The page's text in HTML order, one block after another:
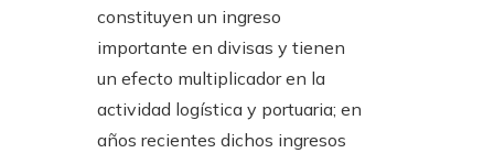
constituyen un ingreso
importante en divisas y tienen
un efecto multiplicador en la
actividad logística y portuaria; en
años recientes dichos ingresos